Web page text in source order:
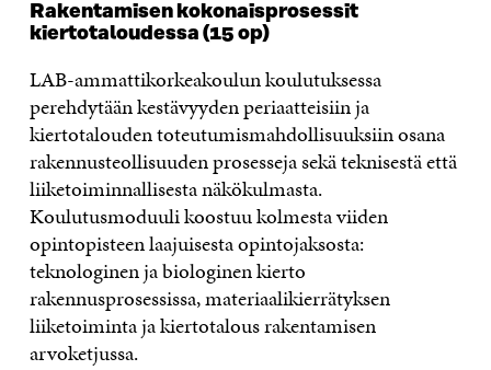
Rakentamisen kokonaisprosessit
kiertotaloudessa (15 op)
LAB-ammattikorkeakoulun koulutuksessa
perehdytään kestävyyden periaatteisiin ja
kiertotalouden toteutumismahdollisuuksiin osana
rakennusteollisuuden prosesseja sekä teknisestä että
liiketoiminnallisesta näkökulmasta.
Koulutusmoduuli koostuu kolmesta viiden
opintopisteen laajuisesta opintojaksosta:
teknologinen ja biologinen kierto
rakennusprosessissa, materiaalikierrätyksen
liiketoiminta ja kiertotalous rakentamisen
arvoketjussa.